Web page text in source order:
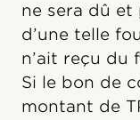
ne sera dû et
d’une telle
n’ait reçu du
Si le bon de
montant de